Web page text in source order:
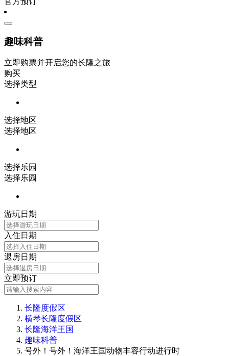
趣味科普
立即购票并开启您的长隆之旅
购买
选择类型
选择地区
选择地区
选择乐园
选择乐园
游玩日期
入住日期
退房日期
立即预订
长隆度假区
横琴长隆度假区
长隆海洋王国
趣味科普
号外！号外！海洋王国动物丰容行动进行时